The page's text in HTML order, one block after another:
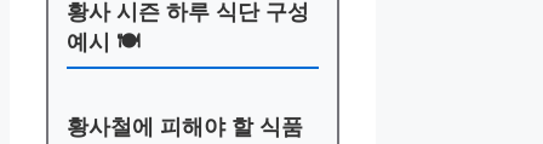
황사 시즌 하루 식단 구성
예시 🍽️
황사철에 피해야 할 식품